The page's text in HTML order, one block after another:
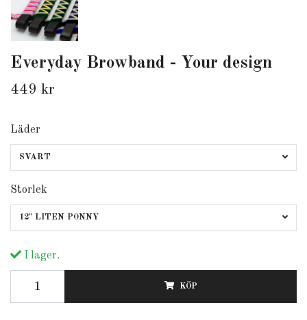
Everyday Browband - Your design
449 kr
Läder
SVART
Storlek
12" LITEN PONNY
I lager.
KÖP